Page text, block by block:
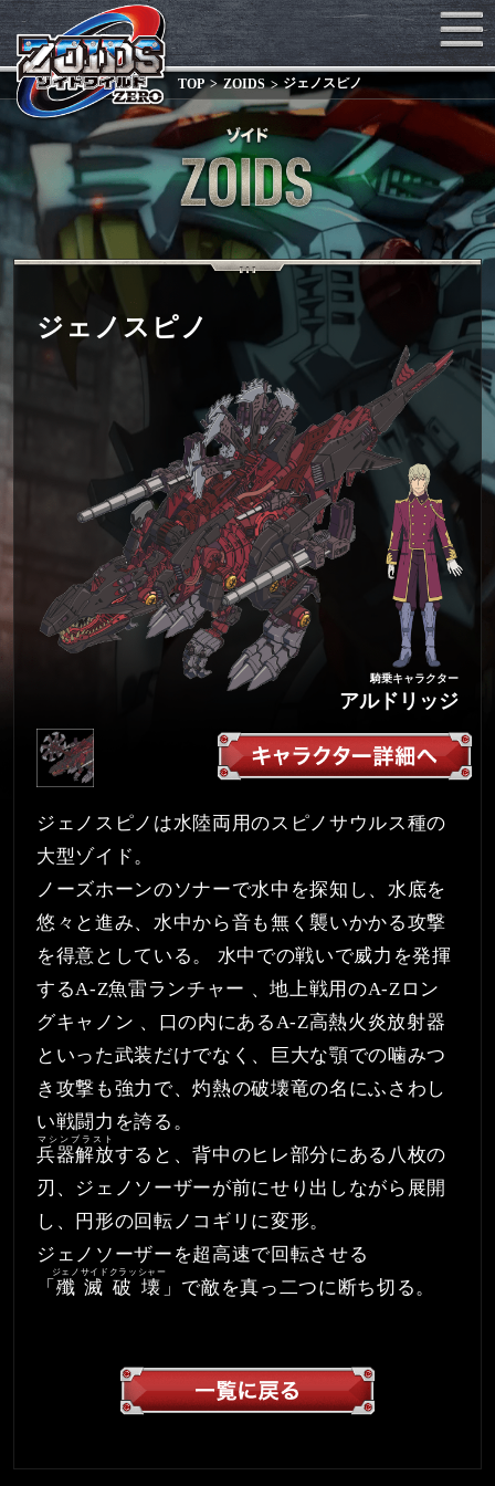
TOP ZOIDS ジェノスピノ
ジェノスピノ
騎乗キャラクター
アルドリッジ
ジェノスピノは水陸両用のスピノサウルス種の
大型ゾイド。
ノーズホーンのソナーで水中を探知し、水底を
悠々と進み、水中から音も無く襲いかかる攻撃
を得意としている。 水中での戦いで威力を発揮
するA-Z魚雷ランチャー 、地上戦用のA-Zロン
グキャノン 、口の内にあるA-Z高熱火炎放射器
といった武装だけでなく、巨大な顎での噛みつ
き攻撃も強力で、灼熱の破壊竜の名にふさわし
い戦闘力を誇る。
兵器解放
マシンブラスト
すると、背中のヒレ部分にある八枚の
刃、ジェノソーザーが前にせり出しながら展開
し、円形の回転ノコギリに変形。
ジェノソーザーを超高速で回転させる
「 殲滅破壊
ジェノサイドクラッシャー
」で敵を真っ二つに断ち切る。